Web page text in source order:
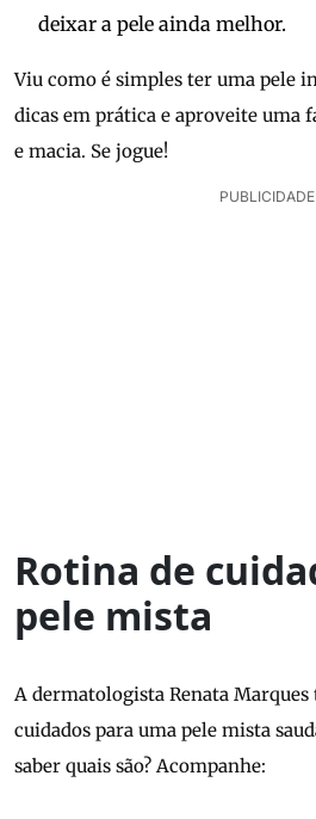
deixar a pele ainda melhor.
Viu como é simples ter uma pele
dicas em prática e aproveite uma
e macia. Se jogue!
PUBLICIDADE
Rotina de
pele mista
A dermatologista Renata
cuidados para uma pele mista
saber quais são? Acompanhe: